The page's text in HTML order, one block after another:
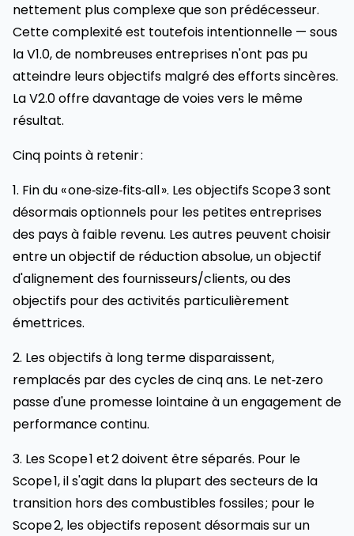
nettement plus complexe que son prédécesseur.
Cette complexité est toutefois intentionnelle — sous
la V1.0, de nombreuses entreprises n'ont pas pu
atteindre leurs objectifs malgré des efforts sincères.
La V2.0 offre davantage de voies vers le même
résultat.
Cinq points à retenir :
1. Fin du « one‑size‑fits‑all ». Les objectifs Scope 3 sont
désormais optionnels pour les petites entreprises
des pays à faible revenu. Les autres peuvent choisir
entre un objectif de réduction absolue, un objectif
d'alignement des fournisseurs/clients, ou des
objectifs pour des activités particulièrement
émettrices.
2. Les objectifs à long terme disparaissent,
remplacés par des cycles de cinq ans. Le net‑zero
passe d'une promesse lointaine à un engagement de
performance continu.
3. Les Scope 1 et 2 doivent être séparés. Pour le
Scope 1, il s'agit dans la plupart des secteurs de la
transition hors des combustibles fossiles ; pour le
Scope 2, les objectifs reposent désormais sur un